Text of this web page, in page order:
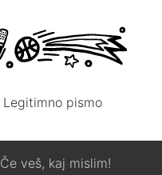
Legitimno pismo
Če veš, kaj mislim!